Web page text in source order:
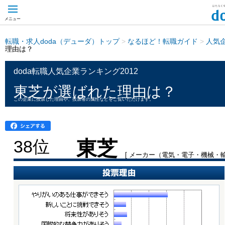
転職・求人doda（デューダ）トップ > なるほど！転職ガイド > 人気
理由は？
doda転職人気企業ランキング2012
東芝が選ばれた理由は？
この企業に投票した理由や、投票者の属性などをご覧いただけます。
38位 東芝 [ メーカー（電気・電子・機械・